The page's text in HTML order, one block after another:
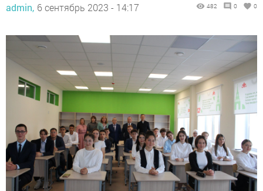
admin, 6 сентябрь 2023 - 14:17 482 0 0